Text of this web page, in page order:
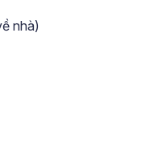
nhà)